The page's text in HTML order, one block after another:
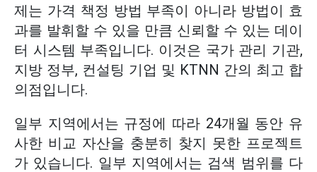
제는 가격 책정 방법 부족이 아니라 방법이 효
과를 발휘할 수 있을 만큼 신뢰할 수 있는 데이
터 시스템 부족입니다. 이것은 국가 관리 기관,
지방 정부, 컨설팅 기업 및 KTNN 간의 최고 합
의점입니다.
일부 지역에서는 규정에 따라 24개월 동안 유
사한 비교 자산을 충분히 찾지 못한 프로젝트
가 있습니다. 일부 지역에서는 검색 범위를 다